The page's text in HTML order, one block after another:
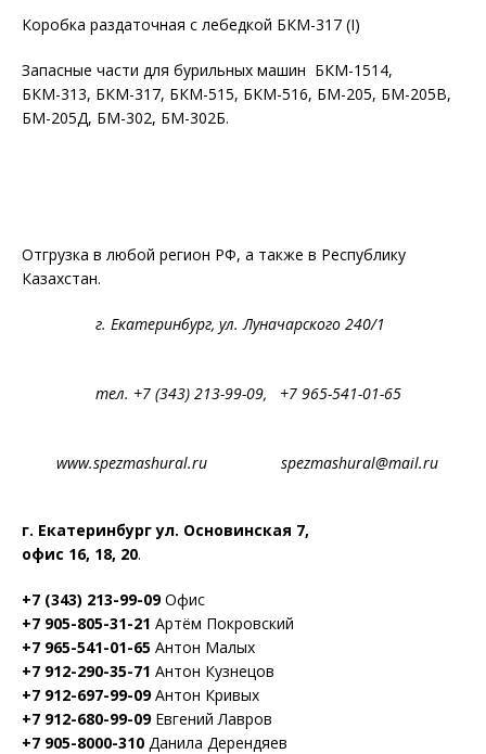
Коробка раздаточная с лебедкой БКМ-317 (I)
Запасные части для бурильных машин БКМ-1514,
БКМ-313, БКМ-317, БКМ-515, БКМ-516, БМ-205, БМ-205В,
БМ-205Д, БМ-302, БМ-302Б.
Отгрузка в любой регион РФ, а также в Республику
Казахстан.
г. Екатеринбург, ул. Луначарского 240/1
тел. +7 (343) 213-99-09, +7 965-541-01-65
www.spezmashural.ru spezmashural@mail.ru
г. Екатеринбург ул. Основинская 7,
офис 16, 18, 20.
+7 (343) 213-99-09Офис
+7 905-805-31-21 Артём Покровский
+7 965-541-01-65 Антон Малых
+7 912-290-35-71 Антон Кузнецов
+7 912-697-99-09Антон Кривых
+7 912-680-99-09Евгений Лавров
+7 905-8000-310 Данила Дерендяев